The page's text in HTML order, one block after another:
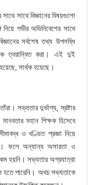
সাথে বিজ্ঞানের বিষয়গুলাে
গভীর অভিনিবেশের সাথে
সর্বশেষ তথ্য উপলব্ধি
ত্বরান্বিত করা। এই দুই
সার্থক হয়েছে।
তাঁরা। সভ্যতার দুর্ভাগ্য, স্রষ্টার
মহান শিক্ষক হিসেবে
ও খণ্ডিত প্রজ্ঞা নিয়ে
ফলে অন্যান্য অসারতা ও
কম হয়নি। সভ্যতার অগ্রযাত্রা
হতে পারেনি। অথচ সভ্যতাকে